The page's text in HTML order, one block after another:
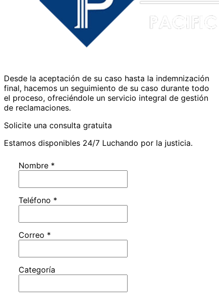
Desde la aceptación de su caso hasta la indemnización
final, hacemos un seguimiento de su caso durante todo
el proceso, ofreciéndole un servicio integral de gestión
de reclamaciones.
Solicite una consulta gratuita
Estamos disponibles 24/7 Luchando por la justicia.
Nombre *
Teléfono *
Correo *
Categoría